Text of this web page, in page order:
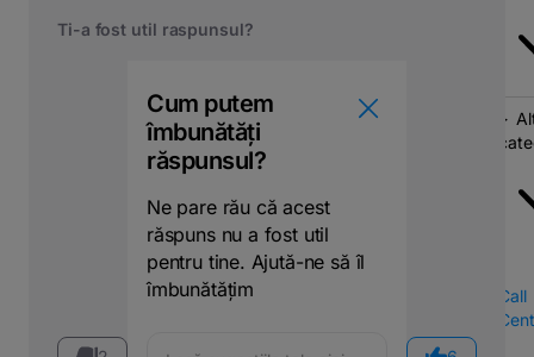
Call
Ti-a fost util raspunsul?
Cum putem
îmbunătăți
răspunsul?
Ne pare rău că acest
răspuns nu a fost util
pentru tine. Ajută-ne să îl
îmbunătățim